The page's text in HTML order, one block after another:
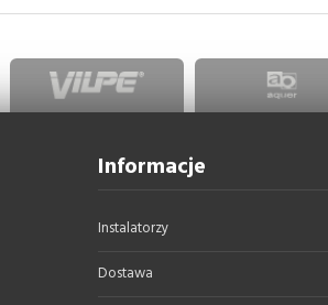
Informacje
Instalatorzy
Dostawa